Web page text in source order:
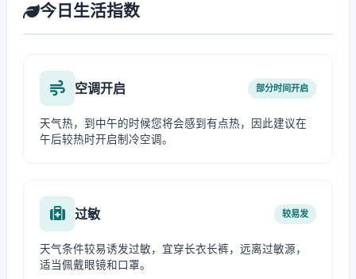
今日生活指数
空调开启 部分时间开启
天气热，到中午的时候您将会感到有点热，因此建议在
午后较热时开启制冷空调。
过敏 较易发
天气条件较易诱发过敏，宜穿长衣长裤，远离过敏源，
适当佩戴眼镜和口罩。